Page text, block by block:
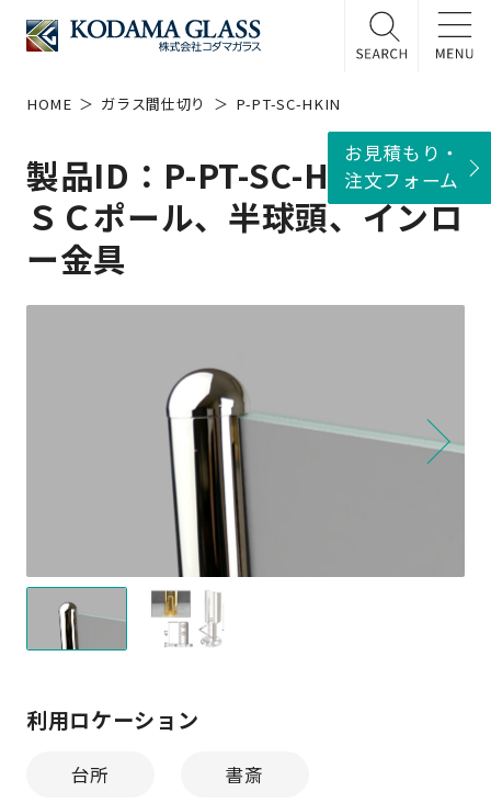
HOME ガラス間仕切り P-PT-SC-HKIN
製品ID：P-PT-SC-HKIN
ＳＣポール、半球頭、インロ
ー金具
利用ロケーション
台所 書斎
お見積もり・
注文フォーム